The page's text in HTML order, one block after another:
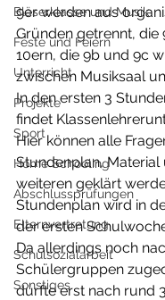
Bläserklasse und Musik
Feste und Feiern
Unterricht
Projekte
Sport
Home Schooling
Abschlussprüfungen
Elternvertretung
Schulsozialarbeit
Sonstiges
9er werden aus
Gründen getrennt, die
10ern, die 9b und 9c
zwischen Musiksaal
In den ersten 3
findet
Hier können alle
Stundenplan, Material
weiteren geklärt
Stundenplan wird in
der ersten
Da allerdings noch
Schülergruppen
dürfte erst nach rund